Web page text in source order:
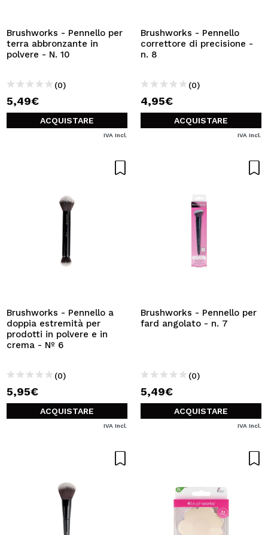
Creando un account su Maquibeauty.it potrai fare i tuoi
acquisti velocemente, controllare lo stato dei tuoi ordini e
consultare le tue operazioni precedenti.
CREARE UN ACCOUNT
Brushworks - Pennello per
terra abbronzante in
polvere - N. 10
(0)
5,49€
ACQUISTARE
IVA Incl.
Brushworks - Pennello
correttore di precisione -
n. 8
(0)
4,95€
ACQUISTARE
IVA Incl.
Brushworks - Pennello a
doppia estremità per
prodotti in polvere e in
crema - Nº 6
(0)
5,95€
ACQUISTARE
IVA Incl.
Brushworks - Pennello per
fard angolato - n. 7
(0)
5,49€
ACQUISTARE
IVA Incl.